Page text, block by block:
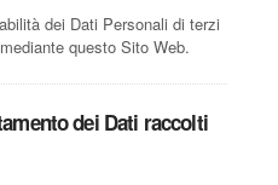
dei Dati Personali di terzi
questo Sito Web.
dei Dati raccolti